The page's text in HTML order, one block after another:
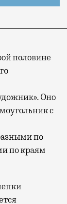
половине
Оно
с
по
по краям